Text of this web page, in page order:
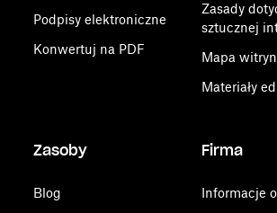
Podpisy elektroniczne
Konwertuj na PDF
Zasady
sztucznej
Mapa
Materiały
Zasoby
Blog
Firma
Informacje